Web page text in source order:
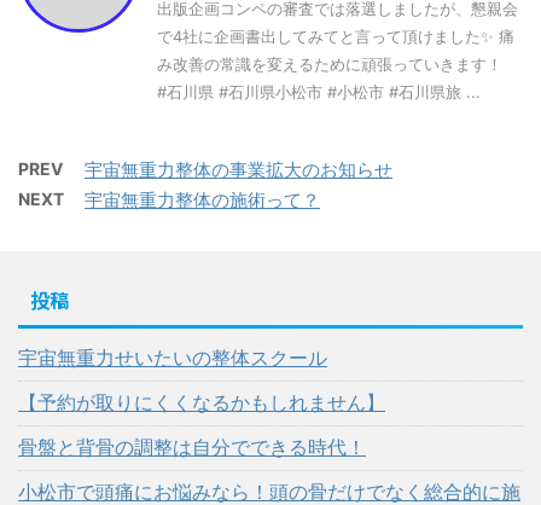
出版企画コンペの審査では落選しましたが、懇親会
で4社に企画書出してみてと言って頂けました✨ 痛
み改善の常識を変えるために頑張っていきます！
#石川県 #石川県小松市 #小松市 #石川県旅 ...
PREV 宇宙無重力整体の事業拡大のお知らせ
NEXT 宇宙無重力整体の施術って？
投稿
宇宙無重力せいたいの整体スクール
【予約が取りにくくなるかもしれません】
骨盤と背骨の調整は自分でできる時代！
小松市で頭痛にお悩みなら！頭の骨だけでなく総合的に施